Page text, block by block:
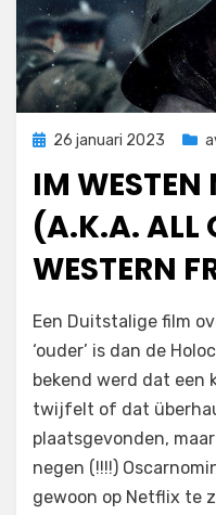
Geplaatst
26 januari 2023
IM WESTEN
(A.K.A. ALL
WESTERN
door Filmofiel.nl
Een Duitstalige film
‘ouder’ is dan de
bekend werd dat een
twijfelt of dat
plaatsgevonden,
negen (!!!!)
gewoon op Netflix te